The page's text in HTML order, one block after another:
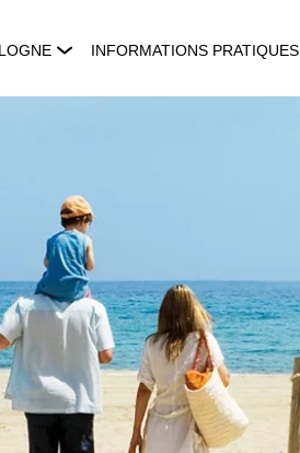
INFORMATIONS PRATIQUES